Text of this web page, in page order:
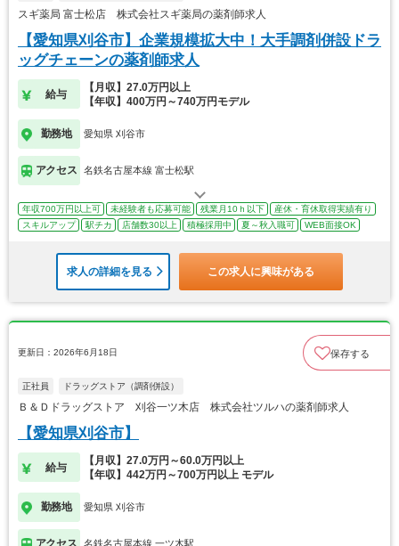
スギ薬局 富士松店 株式会社スギ薬局の薬剤師求人
【愛知県刈谷市】企業規模拡大中！大手調剤併設ドラ
ッグチェーンの薬剤師求人
給与
【月収】27.0万円以上
【年収】400万円～740万円モデル
勤務地 愛知県 刈谷市
アクセス 名鉄名古屋本線 富士松駅
年収700万円以上可 未経験者も応募可能 残業月10ｈ以下
産休・育休取得実績有り
スキルアップ
駅チカ 店舗数30以上 積極採用中 夏～秋入職可 WEB面接OK
求人の詳細を見る この求人に興味がある
更新日：2026年6月18日 保存する
正社員 ドラッグストア（調剤併設）
Ｂ＆Ｄドラッグストア 刈谷一ツ木店 株式会社ツルハの薬剤師求人
【愛知県刈谷市】
給与
【月収】27.0万円～60.0万円以上
【年収】442万円～700万円以上 モデル
勤務地 愛知県 刈谷市
名鉄名古屋本線 一ツ木駅